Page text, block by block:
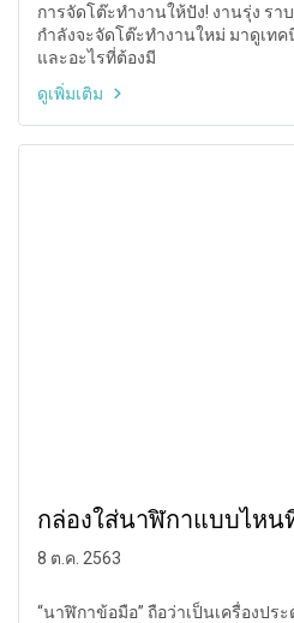
การจัดโต๊ะทำงานให้ปัง! งานรุ่ง ร
กำลังจะจัดโต๊ะทำงานใหม่ มาดูเทค
และอะไรที่ต้องมี
ดูเพิ่มเติม
กล่องใส่นาฬิกาแบบไหน
8 ต.ค. 2563
“นาฬิกาข้อมือ” ถือว่าเป็นเครื่องปร